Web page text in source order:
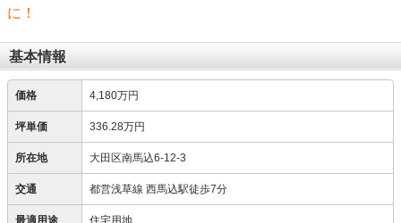
に！
基本情報
価格 4,180万円
坪単価 336.28万円
所在地 大田区南馬込6-12-3
交通 都営浅草線 西馬込駅徒歩7分
最適用途 住宅用地